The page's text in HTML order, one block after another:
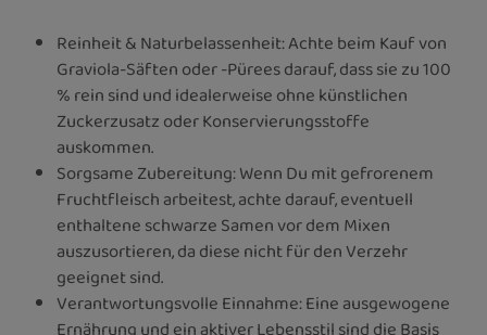
Reinheit & Naturbelassenheit: Achte beim Kauf von
Graviola-Säften oder -Pürees darauf, dass sie zu 100
% rein sind und idealerweise ohne künstlichen
Zuckerzusatz oder Konservierungsstoffe
auskommen.
Sorgsame Zubereitung: Wenn Du mit gefrorenem
Fruchtfleisch arbeitest, achte darauf, eventuell
enthaltene schwarze Samen vor dem Mixen
auszusortieren, da diese nicht für den Verzehr
geeignet sind.
Verantwortungsvolle Einnahme: Eine ausgewogene